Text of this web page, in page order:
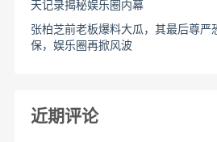
天记录揭秘娱乐圈内幕
张柏芝前老板爆料大瓜，其最后尊严
保，娱乐圈再掀风波
近期评论